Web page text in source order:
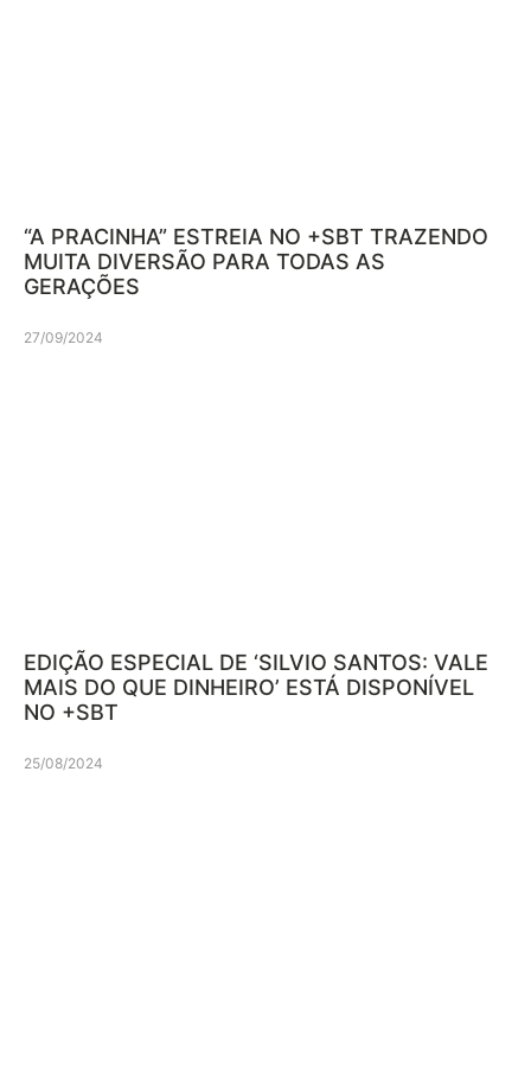
“A PRACINHA” ESTREIA NO +SBT TRAZENDO
MUITA DIVERSÃO PARA TODAS AS
GERAÇÕES
27/09/2024
EDIÇÃO ESPECIAL DE ‘SILVIO SANTOS: VALE
MAIS DO QUE DINHEIRO’ ESTÁ DISPONÍVEL
NO +SBT
25/08/2024